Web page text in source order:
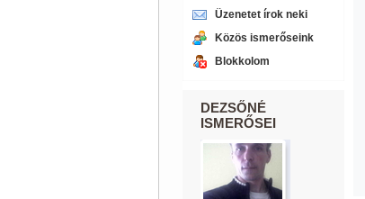
Üzenetet írok neki
Közös ismerőseink
Blokkolom
DEZSŐNÉ
ISMERŐSEI